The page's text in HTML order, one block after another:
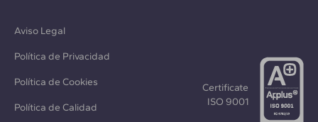
Aviso Legal
Política de Privacidad
Política de Cookies
Política de Calidad
Certificate
ISO 9001